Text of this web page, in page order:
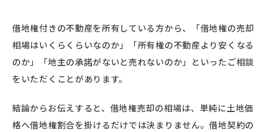
借地権付きの不動産を所有している方から、「借地権の売却
相場はいくらくらいなのか」「所有権の不動産より安くなる
のか」「地主の承諾がないと売れないのか」といったご相談
をいただくことがあります。
結論からお伝えすると、借地権売却の相場は、単純に土地価
格へ借地権割合を掛けるだけでは決まりません。借地契約の